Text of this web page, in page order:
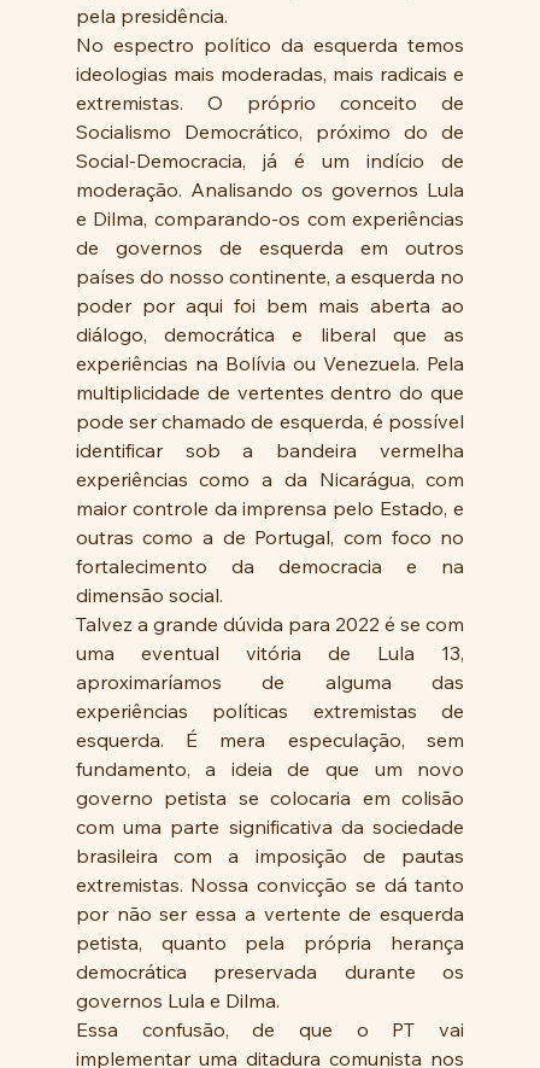
pela presidência.
No espectro político da esquerda temos
ideologias mais moderadas, mais radicais e
extremistas. O próprio conceito de
Socialismo Democrático, próximo do de
Social-Democracia, já é um indício de
moderação. Analisando os governos Lula
e Dilma, comparando-os com experiências
de governos de esquerda em outros
países do nosso continente, a esquerda no
poder por aqui foi bem mais aberta ao
diálogo, democrática e liberal que as
experiências na Bolívia ou Venezuela. Pela
multiplicidade de vertentes dentro do que
pode ser chamado de esquerda, é possível
identificar sob a bandeira vermelha
experiências como a da Nicarágua, com
maior controle da imprensa pelo Estado, e
outras como a de Portugal, com foco no
fortalecimento da democracia e na
dimensão social.
Talvez a grande dúvida para 2022 é se com
uma eventual vitória de Lula 13,
aproximaríamos de alguma das
experiências políticas extremistas de
esquerda. É mera especulação, sem
fundamento, a ideia de que um novo
governo petista se colocaria em colisão
com uma parte significativa da sociedade
brasileira com a imposição de pautas
extremistas. Nossa convicção se dá tanto
por não ser essa a vertente de esquerda
petista, quanto pela própria herança
democrática preservada durante os
governos Lula e Dilma.
Essa confusão, de que o PT vai
implementar uma ditadura comunista nos